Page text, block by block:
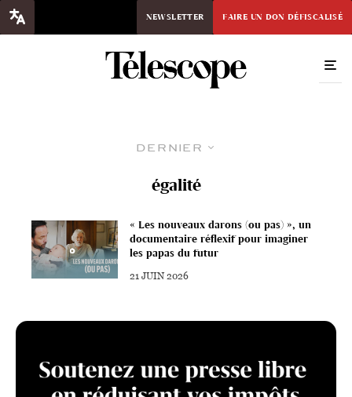
NEWSLETTER FAIRE UN DON DÉFISCALISÉ
Dernier
égalité
« Les nouveaux darons (ou pas) », un
documentaire réflexif pour imaginer
les papas du futur
21 JUIN 2026